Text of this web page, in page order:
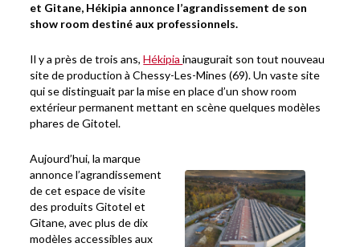
et Gitane, Hékipia annonce l’agrandissement de son
show room destiné aux professionnels.
Il y a près de trois ans,Hékipiainaugurait son tout nouveau
site de production à Chessy-Les-Mines (69). Un vaste site
qui se distinguait par la mise en place d’un show room
extérieur permanent mettant en scène quelques modèles
phares de Gitotel.
Aujourd’hui, la marque
annonce l’agrandissement
de cet espace de visite
des produits Gitotel et
Gitane, avec plus de dix
modèles accessibles aux